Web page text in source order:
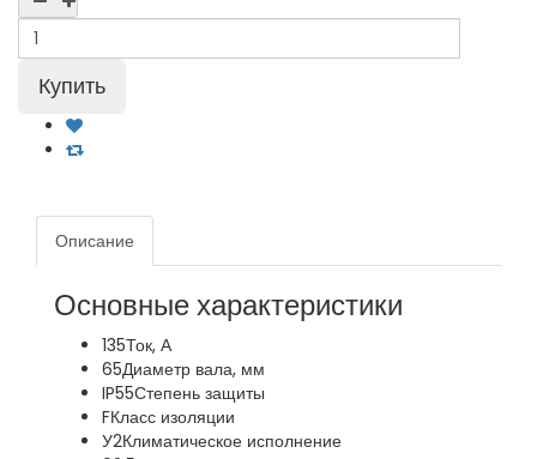
Описание
Основные характеристики
135Ток, А
65Диаметр вала, мм
IP55Степень защиты
FКласс изоляции
У2Климатическое исполнение